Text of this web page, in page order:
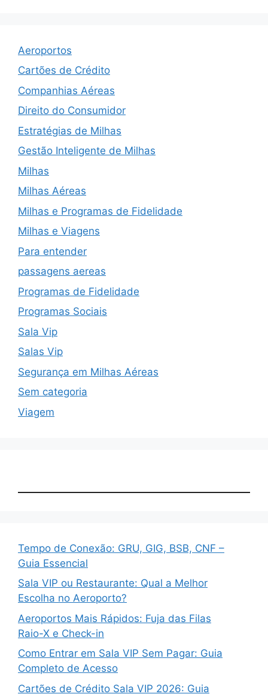
Aeroportos
Cartões de Crédito
Companhias Aéreas
Direito do Consumidor
Estratégias de Milhas
Gestão Inteligente de Milhas
Milhas
Milhas Aéreas
Milhas e Programas de Fidelidade
Milhas e Viagens
Para entender
passagens aereas
Programas de Fidelidade
Programas Sociais
Sala Vip
Salas Vip
Segurança em Milhas Aéreas
Sem categoria
Viagem
Tempo de Conexão: GRU, GIG, BSB, CNF –
Guia Essencial
Sala VIP ou Restaurante: Qual a Melhor
Escolha no Aeroporto?
Aeroportos Mais Rápidos: Fuja das Filas
Raio-X e Check-in
Como Entrar em Sala VIP Sem Pagar: Guia
Completo de Acesso
Cartões de Crédito Sala VIP 2026: Guia